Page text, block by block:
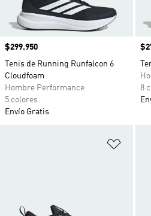
Precio
$299.950
Tenis de Running Runfalcon 6
Cloudfoam
Hombre Performance
5 colores
Envío Gratis
8